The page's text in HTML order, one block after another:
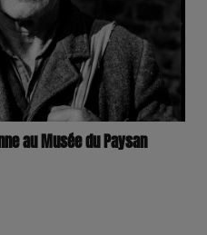
au Musée du Paysan